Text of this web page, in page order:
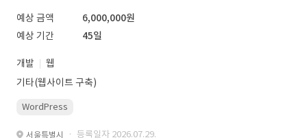
예상 금액
6,000,000원
예상 기간
45일
개발
웹
기타(웹사이트 구축)
WordPress
서울특별시 · 등록일자 2026.07.29.